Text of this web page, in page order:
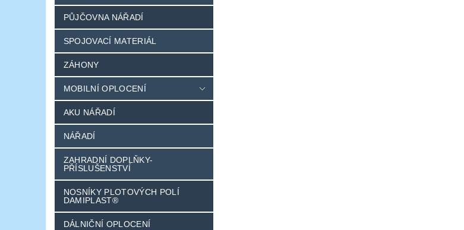
PŮJČOVNA NÁŘADÍ
SPOJOVACÍ MATERIÁL
ZÁHONY
MOBILNÍ OPLOCENÍ
AKU NÁŘADÍ
NÁŘADÍ
ZAHRADNÍ DOPLŇKY-
PŘÍSLUŠENSTVÍ
NOSNÍKY PLOTOVÝCH POLÍ
DAMIPLAST®
DÁLNIČNÍ OPLOCENÍ